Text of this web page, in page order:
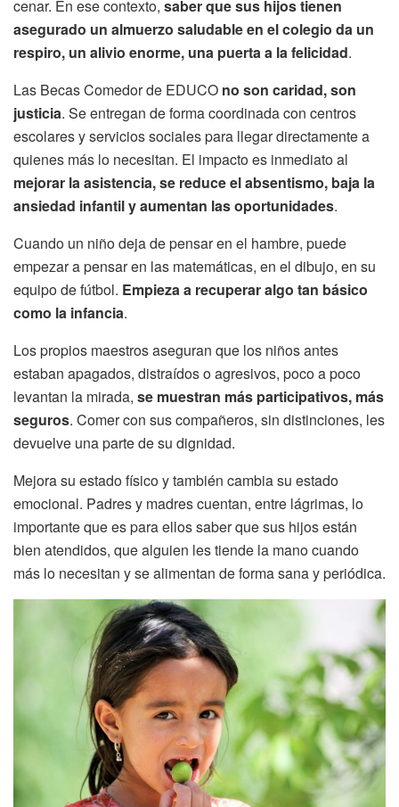
cenar. En ese contexto, saber que sus hijos tienen
asegurado un almuerzo saludable en el colegio da un
respiro, un alivio enorme, una puerta a la felicidad.
Las Becas Comedor de EDUCO no son caridad, son
justicia. Se entregan de forma coordinada con centros
escolares y servicios sociales para llegar directamente a
quienes más lo necesitan. El impacto es inmediato al
mejorar la asistencia, se reduce el absentismo, baja la
ansiedad infantil y aumentan las oportunidades.
Cuando un niño deja de pensar en el hambre, puede
empezar a pensar en las matemáticas, en el dibujo, en su
equipo de fútbol. Empieza a recuperar algo tan básico
como la infancia.
Los propios maestros aseguran que los niños antes
estaban apagados, distraídos o agresivos, poco a poco
levantan la mirada, se muestran más participativos, más
seguros. Comer con sus compañeros, sin distinciones, les
devuelve una parte de su dignidad.
Mejora su estado físico y también cambia su estado
emocional. Padres y madres cuentan, entre lágrimas, lo
importante que es para ellos saber que sus hijos están
bien atendidos, que alguien les tiende la mano cuando
más lo necesitan y se alimentan de forma sana y periódica.